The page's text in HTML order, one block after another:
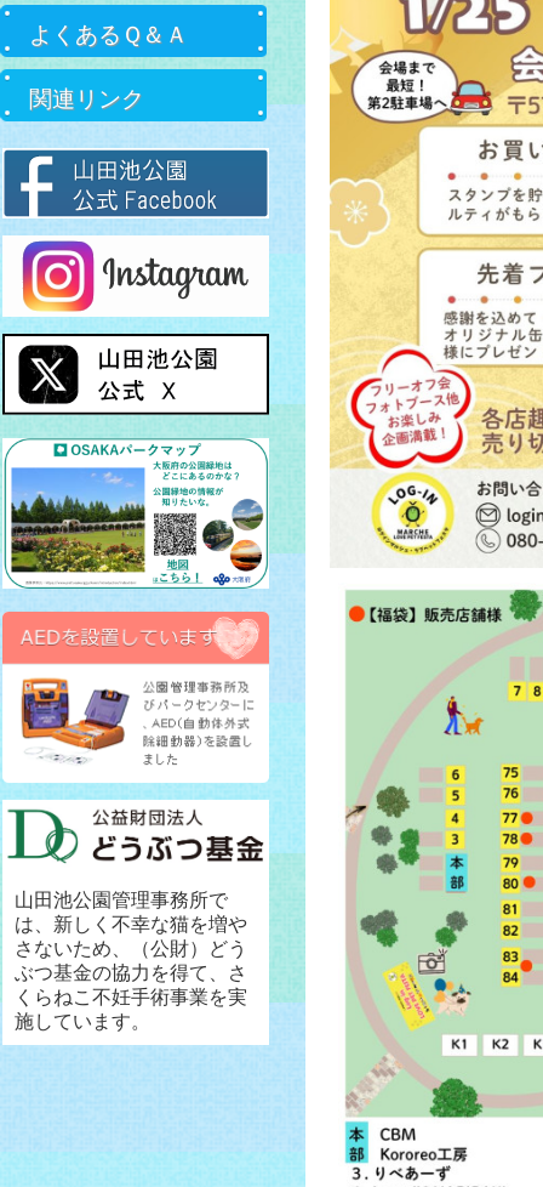
よくあるＱ＆Ａ
関連リンク
山田池公園管理事務所で
は、新しく不幸な猫を増や
さないため、（公財）どう
ぶつ基金の協力を得て、さ
くらねこ不妊手術事業を実
施しています。